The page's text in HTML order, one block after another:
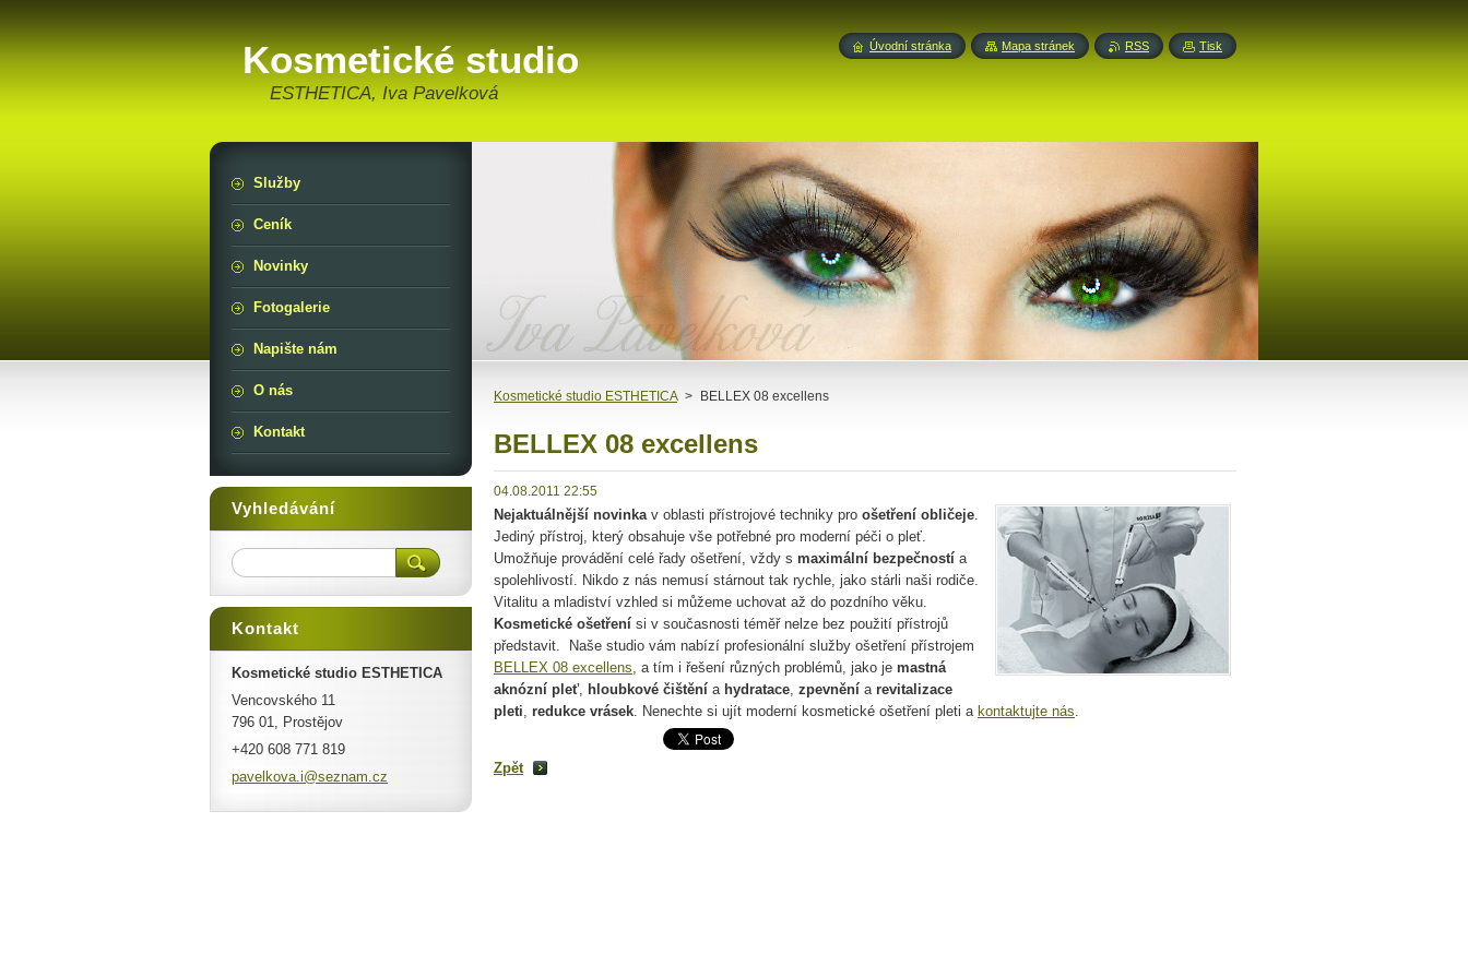
Kosmetické studio
ESTHETICA, Iva Pavelková
Kosmetické studio ESTHETICA > BELLEX 08 excellens
BELLEX 08 excellens
04.08.2011 22:55
Nejaktuálnější novinkav oblasti přístrojové techniky pro ošetření obličeje.
Jediný přístroj, který obsahuje vše potřebné pro moderní péči o pleť.
Umožňuje provádění celé řady ošetření, vždy s maximální bezpečností a
spolehlivostí. Nikdo z nás nemusí stárnout tak rychle, jako stárli naši rodiče.
Vitalitu a mladiství vzhled si můžeme uchovat až do pozdního věku.
Kosmetické ošetření si v současnosti téměř nelze bez použití přístrojů
představit. Naše studio vám nabízí profesionální služby ošetření přístrojem
BELLEX 08 excellens, a tím i řešení různých problémů, jako je mastná
aknózní pleť, hloubkové čištění a hydratace, zpevnění a revitalizace
pleti, redukce vrásek. Nenechte si ujít moderní kosmetické ošetření pleti a kontaktujte nás.
Zpět
Služby
Ceník
Novinky
Fotogalerie
Napište nám
O nás
Kontakt
Vyhledávání
Kontakt
Kosmetické studio ESTHETICA
Vencovského 11
796 01, Prostějov
+420 608 771 819
pavelkova.i@seznam.cz
Úvodní stránka Mapa stránek RSS Tisk